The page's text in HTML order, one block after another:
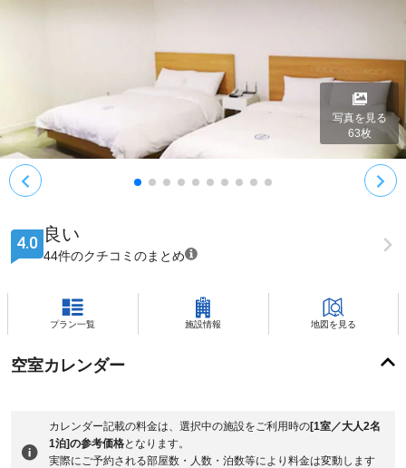
写真を見る
63枚
4.0 良い
44件のクチコミのまとめ
プラン一覧 施設情報 地図を見る
空室カレンダー
カレンダー記載の料金は、選択中の施設をご利用時の[1室／大人2名
1泊]の参考価格となります。
実際にご予約される部屋数・人数・泊数等により料金は変動します